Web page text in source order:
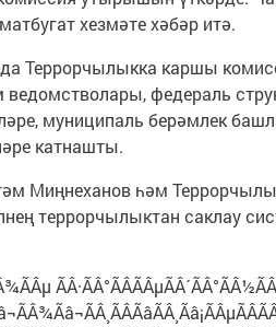
хезмәте хәбәр итә.
Террорчылыкка каршы
федераль
муниципаль берәмлек
катнашты.
Миңнеханов һәм
террорчылыктан саклау